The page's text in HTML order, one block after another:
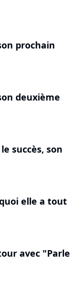
prochain
deuxième
succès, son
elle a tout
avec "Parle